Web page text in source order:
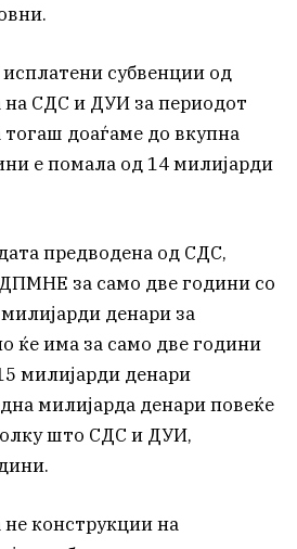
исплатени субвенции од
на СДС и ДУИ за периодот
доаѓаме до вкупна
е помала од 14 милијарди
предводена од СДС,
за само две години со
денари за
ќе има за само две години
милијарди денари
милијарда денари повеќе
што СДС и ДУИ,
не конструкции на